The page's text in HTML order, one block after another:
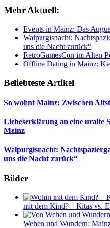
Mehr Aktuell:
Events in Mainz: Das
Walpurgisnacht:
uns die Nacht zurück“
RetroGamesCon im Alten
Offline Dating in Mainz:
Beliebteste Artikel
So wohnt Mainz: Zwischen
Liebeserklärung an eine uralte
Mainz
Walpurgisnacht:
uns die Nacht zurück“
Bilder
mit dem Kind? – Kitas vs.
Wehen und Wundern: